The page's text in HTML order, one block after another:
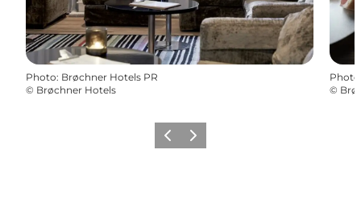
Photo: Brøchner Hotels PR
© Brøchner Hotels
Photo
©
Previous
Next